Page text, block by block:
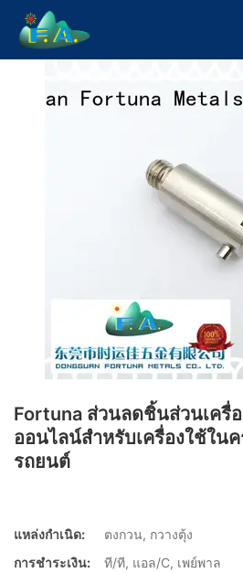
Fortuna ส่วนลดชิ้นส่วนเครื่อ
ออนไลน์สำหรับเครื่องใช้ใน
รถยนต์
แหล่งกำเนิด:
ตงกวน, กวางตุ้ง
การชำระเงิน:
ที/ที, แอล/C, เพย์พาล